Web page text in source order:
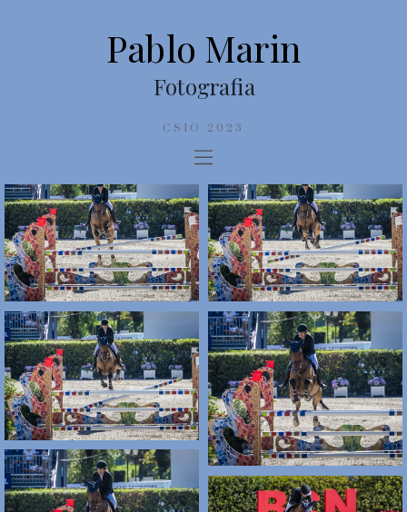
Pablo Marin
Fotografia
CSIO 2023